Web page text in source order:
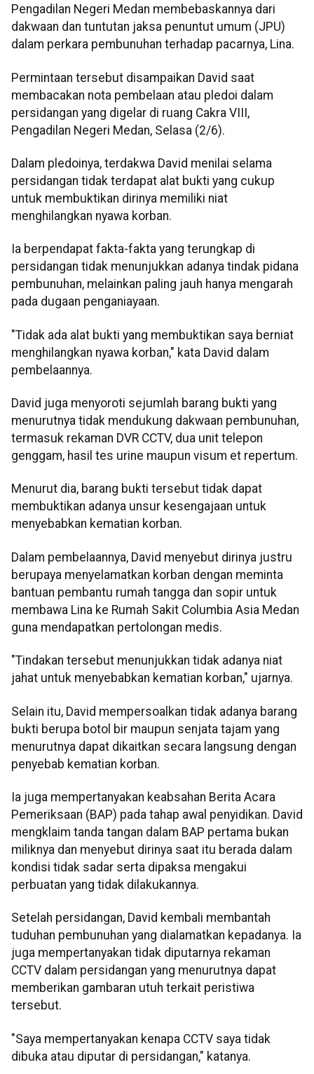
Pengadilan Negeri Medan membebaskannya dari
dakwaan dan tuntutan jaksa penuntut umum (JPU)
dalam perkara pembunuhan terhadap pacarnya, Lina.
Permintaan tersebut disampaikan David saat
membacakan nota pembelaan atau pledoi dalam
persidangan yang digelar di ruang Cakra VIII,
Pengadilan Negeri Medan, Selasa (2/6).
Dalam pledoinya, terdakwa David menilai selama
persidangan tidak terdapat alat bukti yang cukup
untuk membuktikan dirinya memiliki niat
menghilangkan nyawa korban.
Ia berpendapat fakta-fakta yang terungkap di
persidangan tidak menunjukkan adanya tindak pidana
pembunuhan, melainkan paling jauh hanya mengarah
pada dugaan penganiayaan.
"Tidak ada alat bukti yang membuktikan saya berniat
menghilangkan nyawa korban," kata David dalam
pembelaannya.
David juga menyoroti sejumlah barang bukti yang
menurutnya tidak mendukung dakwaan pembunuhan,
termasuk rekaman DVR CCTV, dua unit telepon
genggam, hasil tes urine maupun visum et repertum.
Menurut dia, barang bukti tersebut tidak dapat
membuktikan adanya unsur kesengajaan untuk
menyebabkan kematian korban.
Dalam pembelaannya, David menyebut dirinya justru
berupaya menyelamatkan korban dengan meminta
bantuan pembantu rumah tangga dan sopir untuk
membawa Lina ke Rumah Sakit Columbia Asia Medan
guna mendapatkan pertolongan medis.
"Tindakan tersebut menunjukkan tidak adanya niat
jahat untuk menyebabkan kematian korban," ujarnya.
Selain itu, David mempersoalkan tidak adanya barang
bukti berupa botol bir maupun senjata tajam yang
menurutnya dapat dikaitkan secara langsung dengan
penyebab kematian korban.
Ia juga mempertanyakan keabsahan Berita Acara
Pemeriksaan (BAP) pada tahap awal penyidikan. David
mengklaim tanda tangan dalam BAP pertama bukan
miliknya dan menyebut dirinya saat itu berada dalam
kondisi tidak sadar serta dipaksa mengakui
perbuatan yang tidak dilakukannya.
Setelah persidangan, David kembali membantah
tuduhan pembunuhan yang dialamatkan kepadanya. Ia
juga mempertanyakan tidak diputarnya rekaman
CCTV dalam persidangan yang menurutnya dapat
memberikan gambaran utuh terkait peristiwa
tersebut.
"Saya mempertanyakan kenapa CCTV saya tidak
dibuka atau diputar di persidangan," katanya.